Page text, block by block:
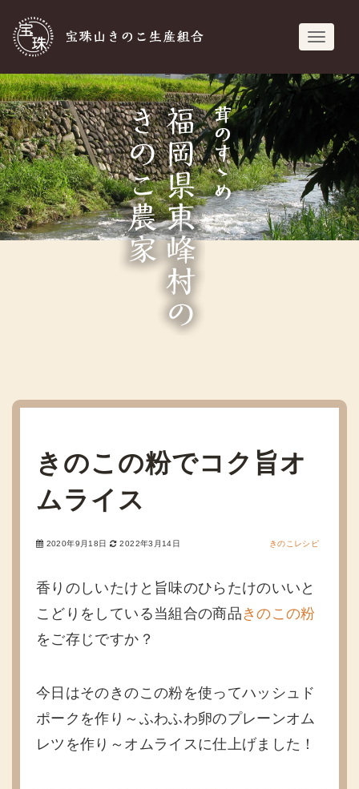
宝珠山きのこ生
きのこの粉でコク旨オ
ムライス
2020年9月18日 2022年3月14日 きのこレシピ
香りのしいたけと旨味のひらたけのいいと
こどりをしている当組合の商品 きのこの粉
をご存じですか？
今日はそのきのこの粉を使ってハッシュド
ポークを作り～ふわふわ卵のプレーンオム
レツを作り～オムライスに仕上げました！